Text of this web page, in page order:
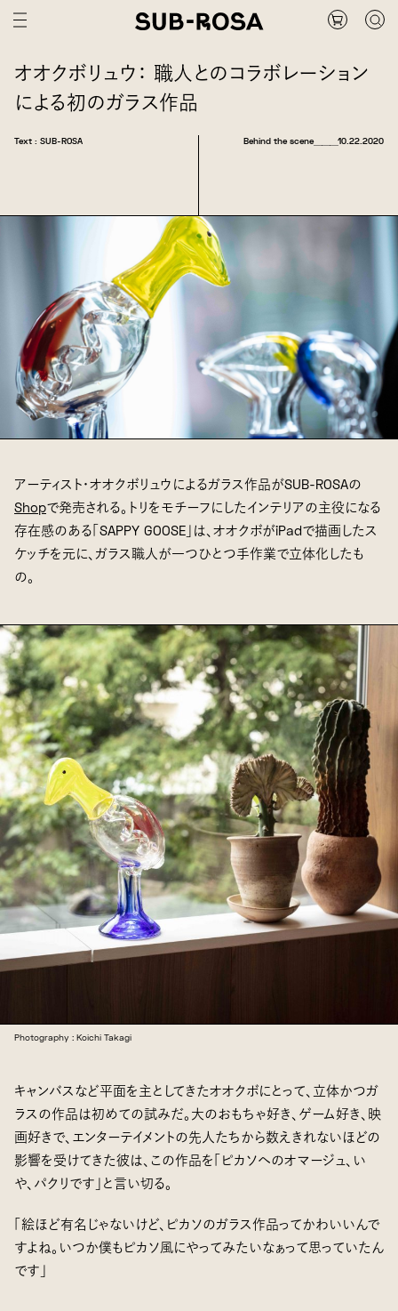
オオクボリュウ： 職人とのコラボレーション
による初のガラス作品
Text : SUB-ROSA Behind the scene＿＿＿ 10.22.2020
アーティスト・オオクボリュウによるガラス作品がSUB-ROSAの
Shopで発売される。トリをモチーフにしたインテリアの主役になる
存在感のある「SAPPY GOOSE」は、オオクボがiPadで描画したス
ケッチを元に、ガラス職人が一つひとつ手作業で立体化したも
の。
Photography : Koichi Takagi
キャンバスなど平面を主としてきたオオクボにとって、立体かつガ
ラスの作品は初めての試みだ。大のおもちゃ好き、ゲーム好き、映
画好きで、エンターテイメントの先人たちから数えきれないほどの
影響を受けてきた彼は、この作品を「ピカソへのオマージュ、い
や、パクリです」と言い切る。
「絵ほど有名じゃないけど、ピカソのガラス作品ってかわいいんで
すよね。いつか僕もピカソ風にやってみたいなぁって思っていたん
です」